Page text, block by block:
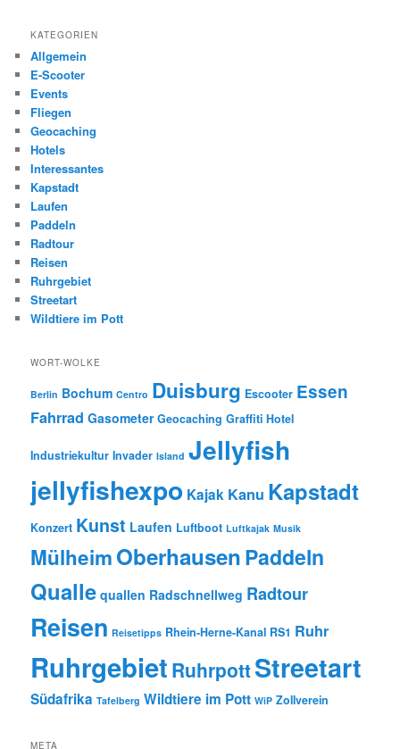
KATEGORIEN
Allgemein
E-Scooter
Events
Fliegen
Geocaching
Hotels
Interessantes
Kapstadt
Laufen
Paddeln
Radtour
Reisen
Ruhrgebiet
Streetart
Wildtiere im Pott
WORT-WOLKE
Berlin Bochum Centro Duisburg Escooter Essen
Fahrrad Gasometer Geocaching Graffiti Hotel
Industriekultur Invader Island Jellyfish
jellyfishexpo Kajak Kanu Kapstadt
Konzert Kunst Laufen Luftboot Luftkajak Musik
MülheimOberhausenPaddeln
Qualle quallen Radschnellweg Radtour
Reisen Reisetipps Rhein-Herne-Kanal RS1 Ruhr
Ruhrgebiet RuhrpottStreetart
Südafrika Tafelberg Wildtiere im Pott WiP Zollverein
META